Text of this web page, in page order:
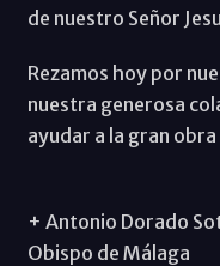
de nuestro Señor
Rezamos hoy por
nuestra generosa
ayudar a la gran
+ Antonio Dorado
Obispo de Málaga